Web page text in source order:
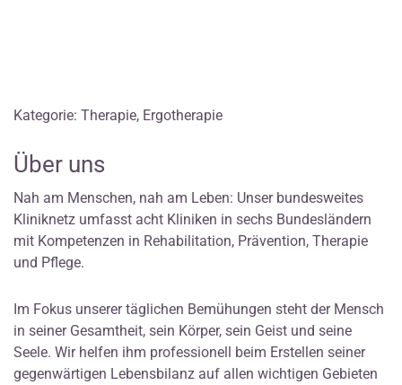
Kategorie: Therapie, Ergotherapie
Über uns
Nah am Menschen, nah am Leben: Unser bundesweites
Kliniknetz umfasst acht Kliniken in sechs Bundesländern
mit Kompetenzen in Rehabilitation, Prävention, Therapie
und Pflege.
Im Fokus unserer täglichen Bemühungen steht der Mensch
in seiner Gesamtheit, sein Körper, sein Geist und seine
Seele. Wir helfen ihm professionell beim Erstellen seiner
gegenwärtigen Lebensbilanz auf allen wichtigen Gebieten